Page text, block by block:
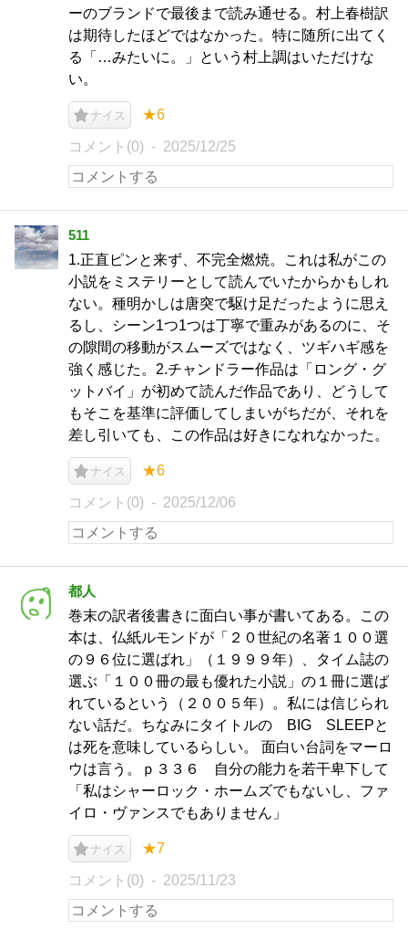
ーのブランドで最後まで読み通せる。村上春樹訳
は期待したほどではなかった。特に随所に出てく
る「…みたいに。」という村上調はいただけな
い。
ナイス ★6
コメント(0) 2025/12/25
511
1.正直ピンと来ず、不完全燃焼。これは私がこの
小説をミステリーとして読んでいたからかもしれ
ない。種明かしは唐突で駆け足だったように思え
るし、シーン1つ1つは丁寧で重みがあるのに、そ
の隙間の移動がスムーズではなく、ツギハギ感を
強く感じた。2.チャンドラー作品は「ロング・グ
ットバイ」が初めて読んだ作品であり、どうして
もそこを基準に評価してしまいがちだが、それを
差し引いても、この作品は好きになれなかった。
ナイス ★6
コメント(0) 2025/12/06
都人
巻末の訳者後書きに面白い事が書いてある。この
本は、仏紙ルモンドが「２０世紀の名著１００選
の９６位に選ばれ」（１９９９年）、タイム誌の
選ぶ「１００冊の最も優れた小説」の１冊に選ば
れているという（２００５年）。私には信じられ
ない話だ。ちなみにタイトルの BIG SLEEPと
は死を意味しているらしい。 面白い台詞をマーロ
ウは言う。ｐ３３６ 自分の能力を若干卑下して
「私はシャーロック・ホームズでもないし、ファ
イロ・ヴァンスでもありません」
ナイス ★7
コメント(0) 2025/11/23